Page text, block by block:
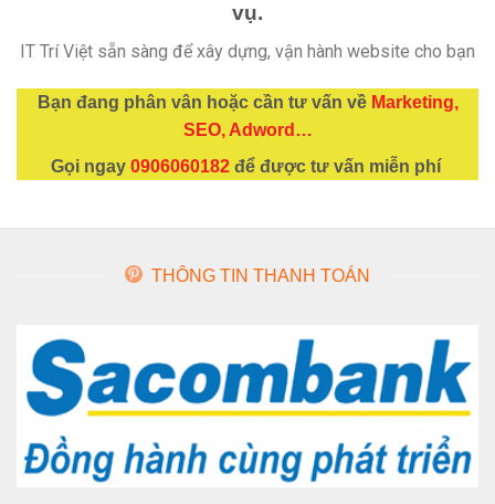
vụ.
IT Trí Việt sẵn sàng để xây dựng, vận hành website cho bạn
Bạn đang phân vân hoặc cần tư vấn về Marketing,
SEO, Adword…
Gọi ngay 0906060182 để được tư vấn miễn phí
THÔNG TIN THANH TOÁN